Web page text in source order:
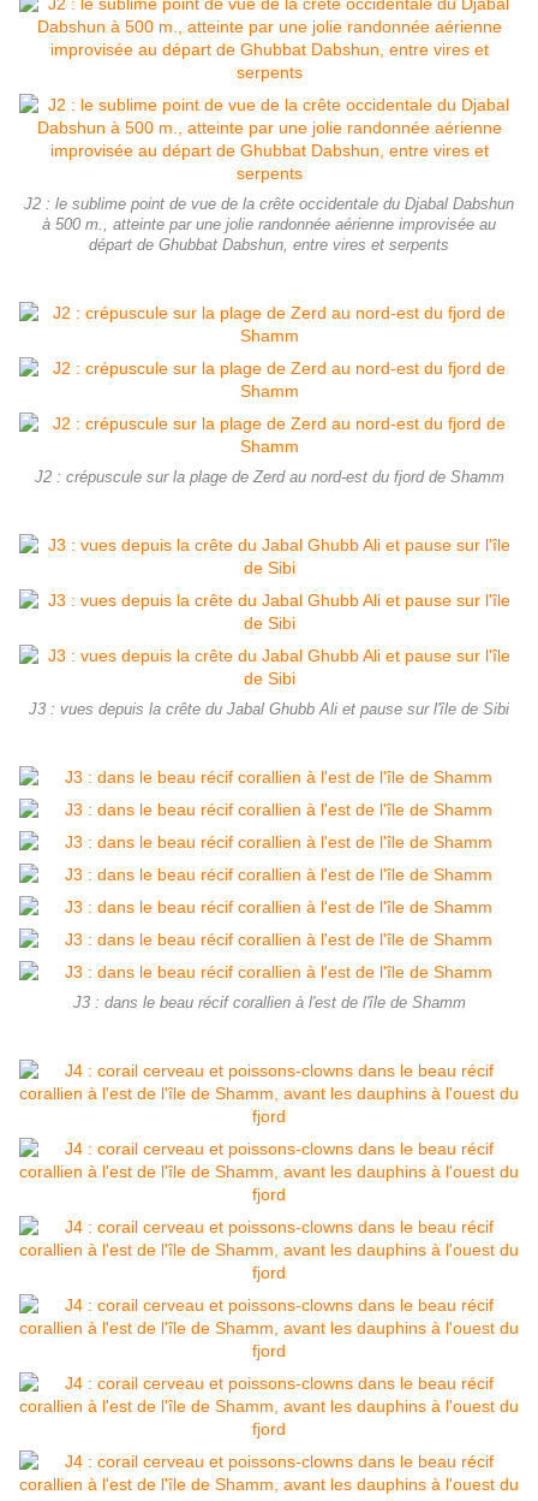
J2 : le sublime point de vue de la crête occidentale du Djabal Dabshun
à 500 m., atteinte par une jolie randonnée aérienne improvisée au
départ de Ghubbat Dabshun, entre vires et serpents
J2 : crépuscule sur la plage de Zerd au nord-est du fjord de Shamm
J3 : vues depuis la crête du Jabal Ghubb Ali et pause sur l'île de Sibi
J3 : dans le beau récif corallien à l'est de l'île de Shamm